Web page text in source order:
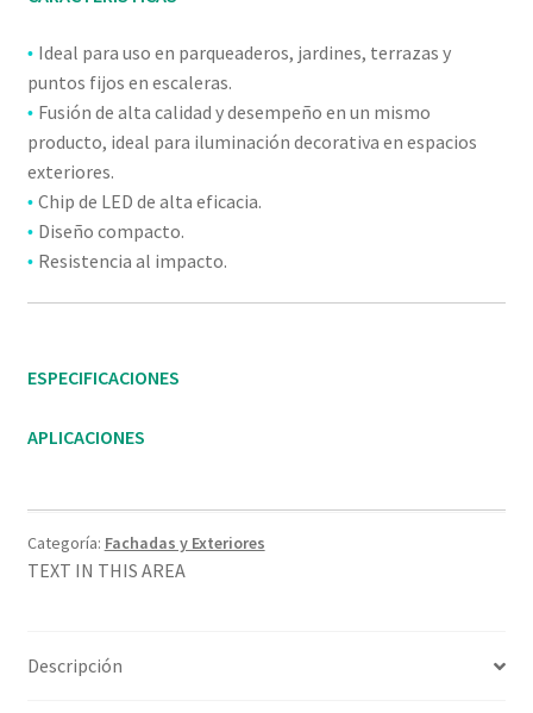
• Ideal para uso en parqueaderos, jardines, terrazas y
puntos fijos en escaleras.
• Fusión de alta calidad y desempeño en un mismo
producto, ideal para iluminación decorativa en espacios
exteriores.
• Chip de LED de alta eficacia.
• Diseño compacto.
• Resistencia al impacto.
ESPECIFICACIONES
APLICACIONES
Categoría: Fachadas y Exteriores
TEXT IN THIS AREA
Descripción